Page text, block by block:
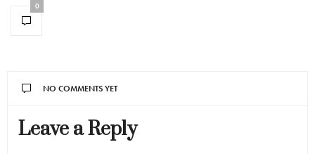
0
NO COMMENTS YET
Leave a Reply